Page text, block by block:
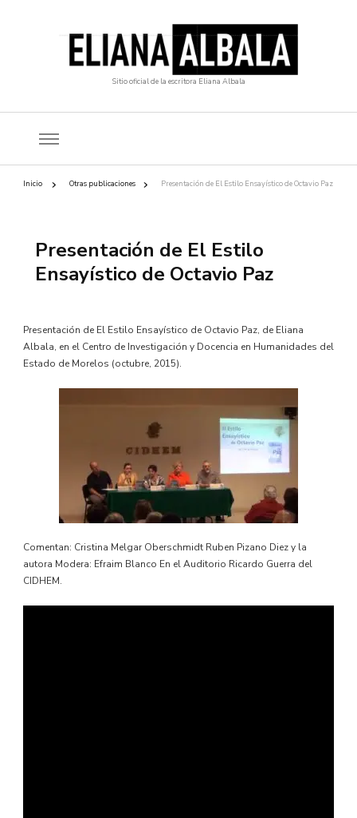
Sitio oficial de la escritora Eliana Albala
Inicio Otras publicaciones Presentación de El Estilo Ensayístico de Octavio Paz
Presentación de El Estilo
Ensayístico de Octavio Paz
Presentación de El Estilo Ensayístico de Octavio Paz, de Eliana
Albala, en el Centro de Investigación y Docencia en Humanidades del
Estado de Morelos (octubre, 2015).
Comentan: Cristina Melgar Oberschmidt Ruben Pizano Diez y la
autora Modera: Efraim Blanco En el Auditorio Ricardo Guerra del
CIDHEM.